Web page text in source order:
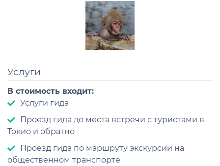
Услуги
В стоимость входит:
Услуги гида
Проезд гида до места встречи с туристами в
Токио и обратно
Проезд гида по маршруту экскурсии на
общественном транспорте